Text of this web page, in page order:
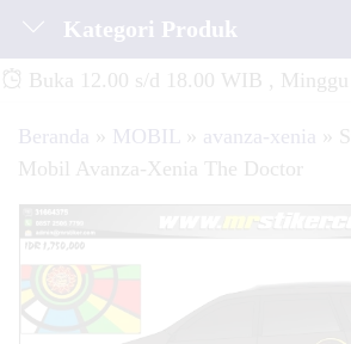
Kategori Produk
Buka 12.00 s/d 18.00 WIB ,
Beranda » MOBIL » avanza-xenia »
Mobil Avanza-Xenia The Doctor